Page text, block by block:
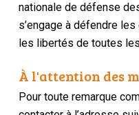
nationale de défense
s’engage à défendre
les libertés de toutes
À l'attention des
Pour toute remarque